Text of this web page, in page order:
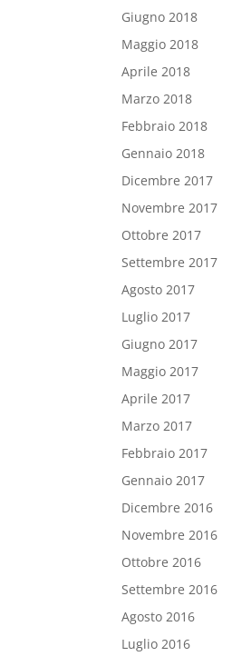
Giugno 2018
Maggio 2018
Aprile 2018
Marzo 2018
Febbraio 2018
Gennaio 2018
Dicembre 2017
Novembre 2017
Ottobre 2017
Settembre 2017
Agosto 2017
Luglio 2017
Giugno 2017
Maggio 2017
Aprile 2017
Marzo 2017
Febbraio 2017
Gennaio 2017
Dicembre 2016
Novembre 2016
Ottobre 2016
Settembre 2016
Agosto 2016
Luglio 2016